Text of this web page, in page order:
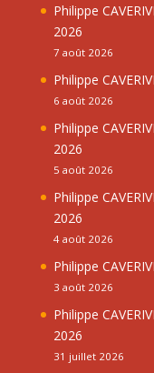
Philippe
2026
7 août 2026
Philippe
6 août 2026
Philippe
2026
5 août 2026
Philippe
2026
4 août 2026
Philippe
3 août 2026
Philippe
2026
31 juillet 2026